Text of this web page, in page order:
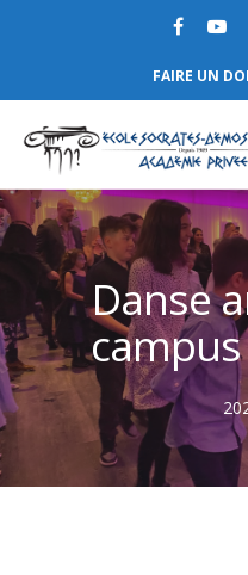
FAIRE UN
Hit enter to
Danse
campus